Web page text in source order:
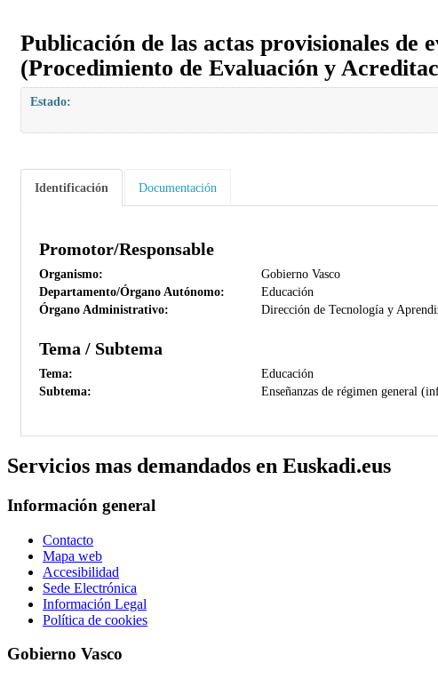
Publicación de las actas provisionales de
(Procedimiento de Evaluación y
Estado:
Identificación Documentación
Promotor/Responsable
Organismo:
Gobierno Vasco
Departamento/Órgano Autónomo:
Educación
Órgano Administrativo:
Dirección de Tecnología y
Tema / Subtema
Tema:
Educación
Subtema:
Enseñanzas de régimen general
Servicios mas demandados en Euskadi.eus
Información general
Contacto
Mapa web
Accesibilidad
Sede Electrónica
Información Legal
Política de cookies
Gobierno Vasco